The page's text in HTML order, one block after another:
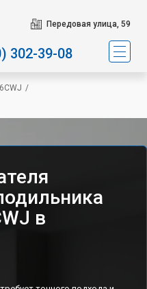
Передовая улица, 59
302-39-08
/
в